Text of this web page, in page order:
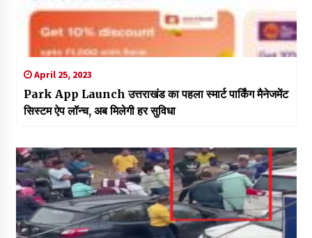
April 25, 2023
Park App Launch उत्तराखंड का पहला स्मार्ट पार्किंग मैनेजमेंट
सिस्टम ऐप लॉन्च, अब मिलेगी हर सुविधा